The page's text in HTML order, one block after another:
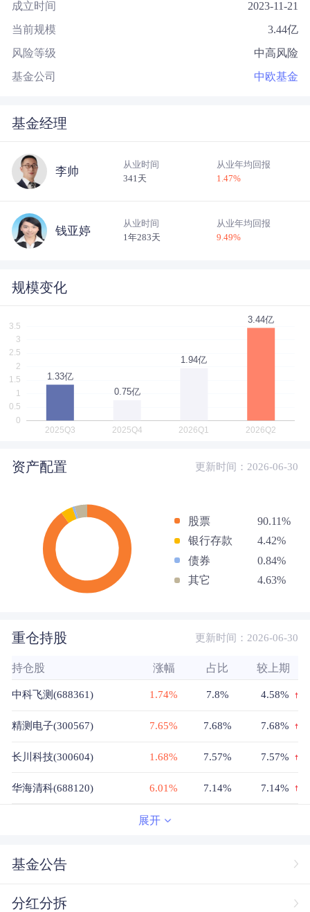
成立时间 2023-11-21
当前规模 3.44亿
风险等级 中高风险
基金公司 中欧基金
基金经理
李帅
从业时间
341天
从业年均回报
1.47%
钱亚婷
从业时间
1年283天
从业年均回报
9.49%
规模变化
资产配置 更新时间：2026-06-30
股票
90.11%
银行存款
4.42%
债券
0.84%
其它
4.63%
重仓持股 更新时间：2026-06-30
持仓股 涨幅 占比 较上期
中科飞测(688361) 1.74% 7.8% 4.58%
精测电子(300567) 7.65% 7.68% 7.68%
长川科技(300604) 1.68% 7.57% 7.57%
华海清科(688120) 6.01% 7.14% 7.14%
3.19%
展开
基金公告
分红分拆